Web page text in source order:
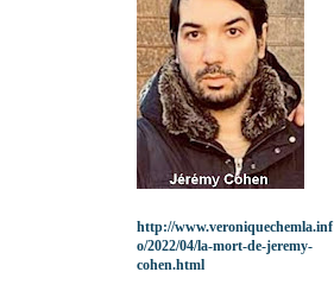
http://www.veroniquechemla.inf
o/2022/04/la-mort-de-jeremy-
cohen.html